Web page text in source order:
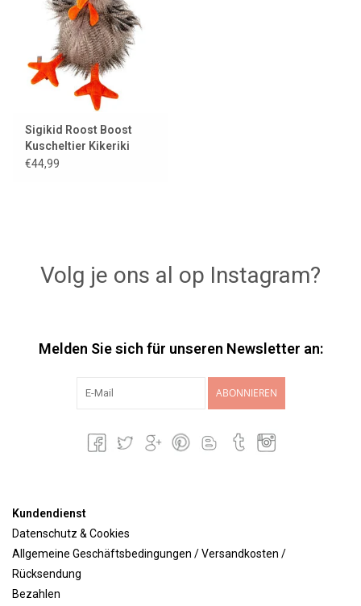
Sigikid Roost Boost
Kuscheltier Kikeriki
€44,99
Volg je ons al op Instagram?
Melden Sie sich für unseren Newsletter an:
ABONNIEREN
Kundendienst
Datenschutz & Cookies
Allgemeine Geschäftsbedingungen / Versandkosten /
Rücksendung
Bezahlen